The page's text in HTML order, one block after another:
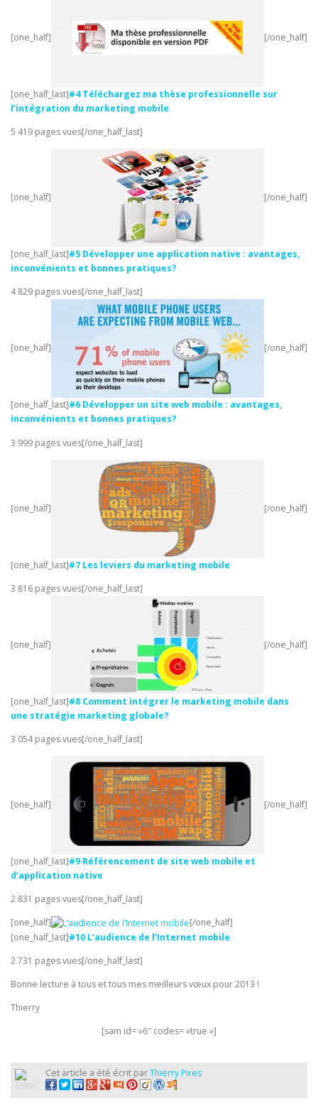
[one_half] [/one_half]
[one_half_last]#4 Téléchargez ma thèse professionnelle sur
l’intégration du marketing mobile
5 419 pages vues[/one_half_last]
[one_half] [/one_half]
[one_half_last]#5 Développer une application native : avantages,
inconvénients et bonnes pratiques?
4 829 pages vues[/one_half_last]
[one_half] [/one_half]
[one_half_last]#6 Développer un site web mobile : avantages,
inconvénients et bonnes pratiques?
3 999 pages vues[/one_half_last]
[one_half] [/one_half]
[one_half_last]#7 Les leviers du marketing mobile
3 816 pages vues[/one_half_last]
[one_half] [/one_half]
[one_half_last]#8 Comment intégrer le marketing mobile dans
une stratégie marketing globale?
3 054 pages vues[/one_half_last]
[one_half] [/one_half]
[one_half_last]#9 Référencement de site web mobile et
d’application native
2 831 pages vues[/one_half_last]
[one_half]
[/one_half]
[one_half_last]#10 L’audience de l’Internet mobile
2 731 pages vues[/one_half_last]
Bonne lecture à tous et tous mes meilleurs vœux pour 2013 !
Thierry
[sam id= »6″ codes= »true »]
Cet article a été écrit parThierry Pires